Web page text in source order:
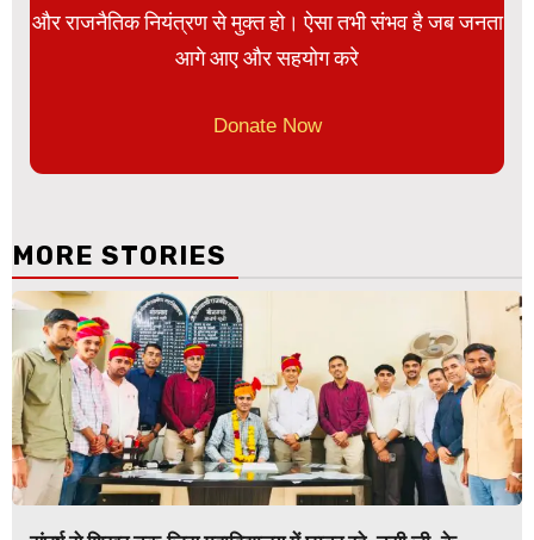
और राजनैतिक नियंत्रण से मुक्त हो। ऐसा तभी संभव है जब जनता
आगे आए और सहयोग करे
Donate Now
MORE STORIES